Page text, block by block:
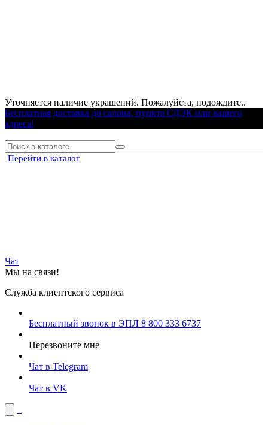
Уточняется наличие украшений. Пожалуйста, подождите..
Бесплатная доставка до салона, пункта СДЭК или вашего
адреса!
Перейти в каталог
Чат
Мы на связи!
Служба клиентского сервиса
Бесплатный звонок в ЭПЛ 8 800 333 6737
Перезвоните мне
Чат в Telegram
Чат в VK